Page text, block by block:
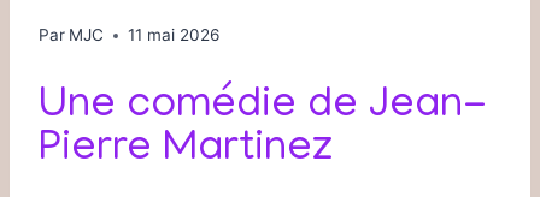
Par MJC 11 mai 2026
Une comédie de Jean-
Pierre Martinez